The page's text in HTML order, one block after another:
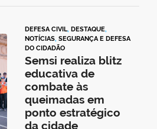
DEFESA CIVIL, DESTAQUE,
NOTÍCIAS, SEGURANÇA E DEFESA
DO CIDADÃO
Semsi realiza blitz
educativa de
combate às
queimadas em
ponto estratégico
da cidade